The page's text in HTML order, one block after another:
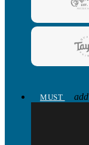
MUST
add